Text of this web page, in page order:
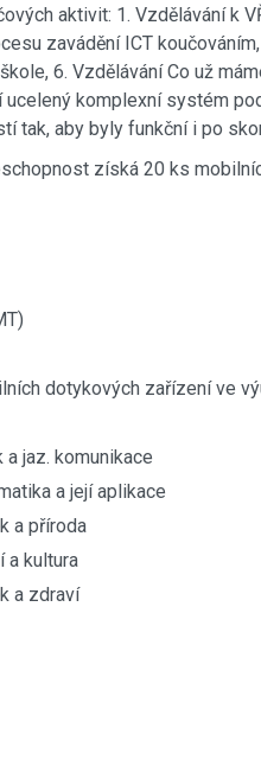
aktivit: 1. Vzdělávání k
zavádění ICT
6. Vzdělávání Co už
komplexní systém
tak, aby byly funkční i po
získá 20 ks
dotykových zařízení ve
jaz. komunikace
a její aplikace
a příroda
a kultura
a zdraví